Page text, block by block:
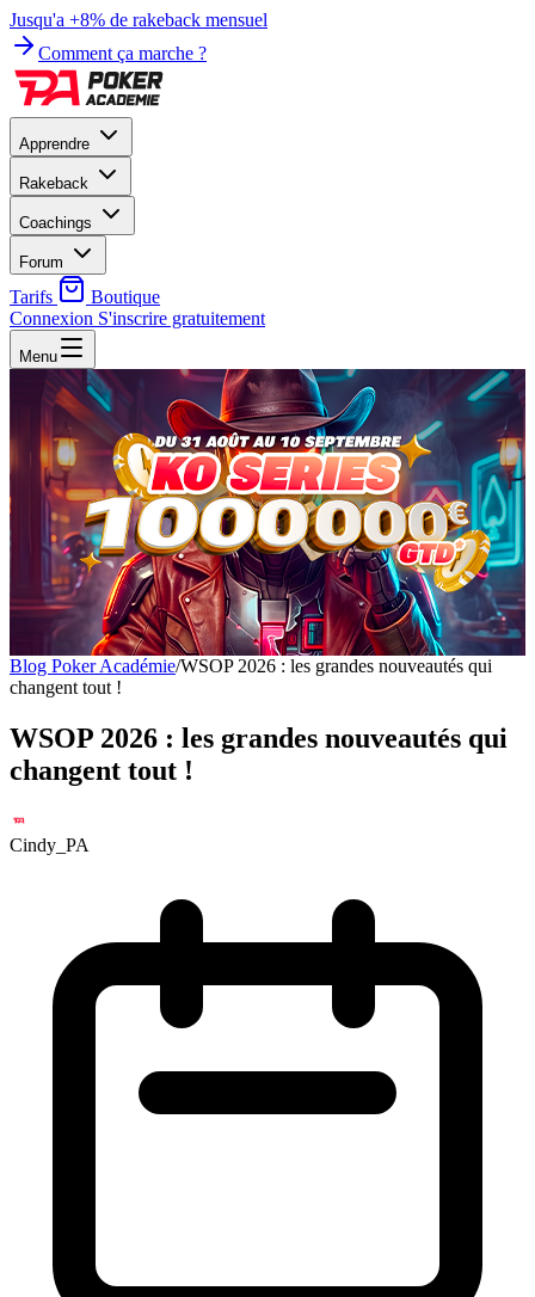
Jusqu'a +8% de rakeback mensuel
Comment ça marche ?
Apprendre
Rakeback
Coachings
Forum
Tarifs
Boutique
Connexion S'inscrire gratuitement
Menu
Blog Poker Académie/WSOP 2026 : les grandes nouveautés qui
changent tout !
WSOP 2026 : les grandes nouveautés qui
changent tout !
Cindy_PA